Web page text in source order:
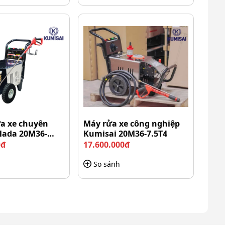
xe chuyên
20M36-
Máy rửa xe công nghiệp
Kumisai 20M36-7.5T4
17.600.000đ
So sánh